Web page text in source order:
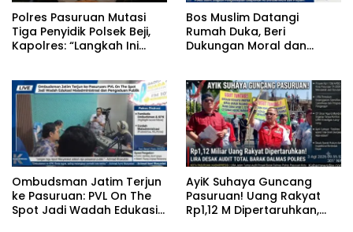
‎Polres Pasuruan Mutasi
Tiga Penyidik Polsek Beji,
Kapolres: “Langkah Ini
‎Bos Muslim Datangi
Rumah Duka, Beri
Dukungan Moral dan
‎Ombudsman Jatim Terjun
ke Pasuruan: PVL On The
Spot Jadi Wadah Edukasi
‎AyiK Suhaya Guncang
Pasuruan! Uang Rakyat
Rp1,12 M Dipertaruhkan,